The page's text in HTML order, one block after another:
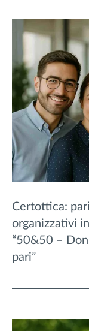
Certottica:
organizzativi
“50&50 –
pari”